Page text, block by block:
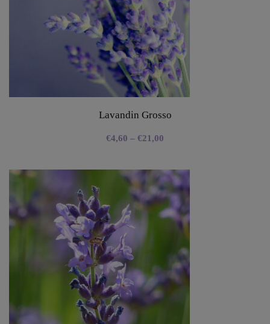
Lavandin Grosso
€4,60 – €21,00